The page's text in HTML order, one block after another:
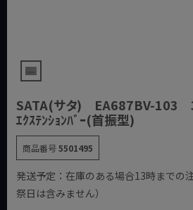
SATA(サタ) EA687BV-103
ｴｸｽﾃﾝｼｮﾝﾊﾞｰ(首振型)
商品番号5501495
発送予定：在庫のある場合13時までの
祭日は含みません）